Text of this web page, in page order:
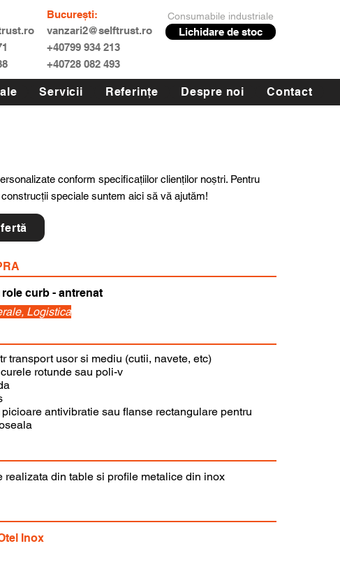
București:
vanzari2@selftrust.ro
+40799 934 213
+40728 082 493
Consumabile industriale
Lichidare de stoc
Servicii Referințe Despre noi Contact
conform specificațiilor clienților noștri. Pentru
speciale suntem aici să vă ajutăm!
curb - antrenat
Logistica
transport usor si mediu (cutii, navete, etc)
rotunde sau poli-v
antivibratie sau flanse rectangulare pentru
realizata din table si profile metalice din inox
Inox